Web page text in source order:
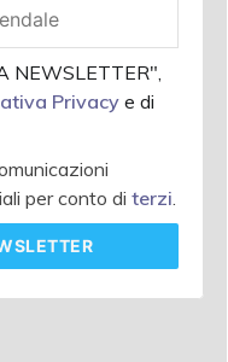
NEWSLETTER",
Privacye di
per conto di terzi.